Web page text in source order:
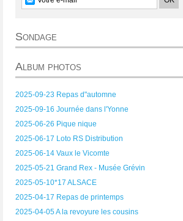
Sondage
Album photos
2025-09-23 Repas d"automne
2025-09-16 Journée dans l'Yonne
2025-06-26 Pique nique
2025-06-17 Loto RS Distribution
2025-06-14 Vaux le Vicomte
2025-05-21 Grand Rex - Musée Grévin
2025-05-10*17 ALSACE
2025-04-17 Repas de printemps
2025-04-05 A la revoyure les cousins